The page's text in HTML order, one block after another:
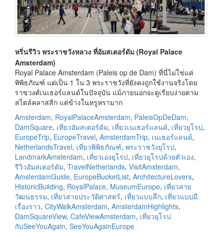
หริ่นรีวิว พระราชวังหลวง ที่อัมสเตอร์ดัม (Royal Palace
Amsterdam)
Royal Palace Amsterdam (Paleis op de Dam) ที่นี่ไม่ใช่แค่
พิพิธภัณฑ์ แต่เป็น 1 ใน 3 พระราชวังที่ยังคงถูกใช้งานจริงโดย
ราชวงศ์เนเธอร์แลนด์ในปัจจุบัน แม้ภายนอกจะดูเรียบง่ายตาม
สไตล์คลาสสิก แต่ข้างในหรูหรามาก
Amsterdam, RoyalPalaceAmsterdam, PaleisOpDeDam,
DamSquare, เที่ยวอัมสเตอร์ดัม, เที่ยวเนเธอร์แลนด์, เที่ยวยุโรป,
EuropeTrip, EuropeTravel, AmsterdamTrip, เนเธอร์แลนด์,
NetherlandsTravel, เที่ยวพิพิธภัณฑ์, พระราชวังยุโรป,
LandmarkAmsterdam, เที่ยวเองยุโรป, เที่ยวยุโรปด้วยตัวเอง,
รีวิวอัมสเตอร์ดัม, TravelNetherlands, VisitAmsterdam,
AmsterdamGuide, EuropeBucketList, ArchitectureLovers,
HistoricBuilding, RoyalPalace, MuseumEurope, เที่ยวสาย
วัฒนธรรม, เที่ยวสายประวัติศาสตร์, เที่ยวแบบลึก, เที่ยวแบบมี
เรื่องราว, CityWalkAmsterdam, AmsterdamHighlights,
DamSquareView, CafeViewAmsterdam, เที่ยวยุโรป
กับSeeYouAgain, SeeYouAgainEurope